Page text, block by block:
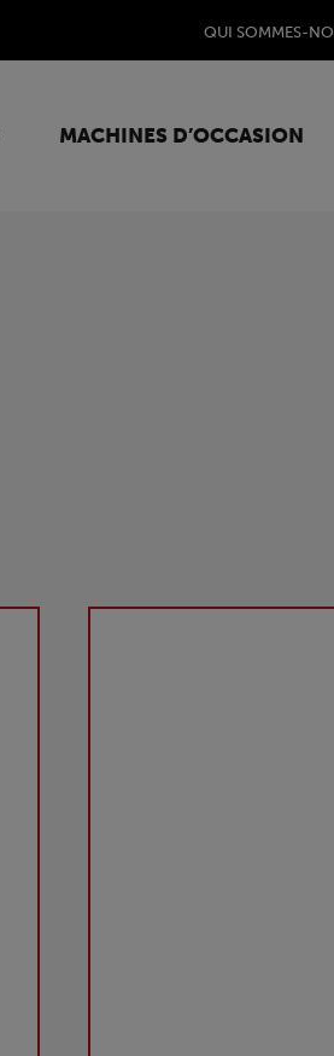
QUI SOMMES-
MACHINES D’OCCASION